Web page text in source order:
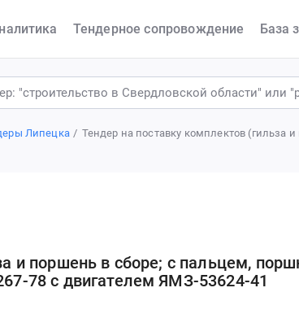
Тендерное сопровождение База
Липецка
Тендер на поставку комплектов
и поршень в сборе; с пальцем,
78 с двигателем ЯМЗ-53624-41